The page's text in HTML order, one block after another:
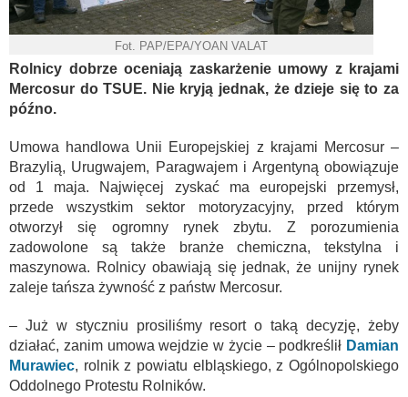
Fot. PAP/EPA/YOAN VALAT
Rolnicy dobrze oceniają zaskarżenie umowy z krajami
Mercosur do TSUE. Nie kryją jednak, że dzieje się to za
późno.
Umowa handlowa Unii Europejskiej z krajami Mercosur –
Brazylią, Urugwajem, Paragwajem i Argentyną obowiązuje
od 1 maja. Najwięcej zyskać ma europejski przemysł,
przede wszystkim sektor motoryzacyjny, przed którym
otworzył się ogromny rynek zbytu. Z porozumienia
zadowolone są także branże chemiczna, tekstylna i
maszynowa. Rolnicy obawiają się jednak, że unijny rynek
zaleje tańsza żywność z państw Mercosur.
– Już w styczniu prosiliśmy resort o taką decyzję, żeby
działać, zanim umowa wejdzie w życie – podkreślił Damian
Murawiec, rolnik z powiatu elbląskiego, z Ogólnopolskiego
Oddolnego Protestu Rolników.